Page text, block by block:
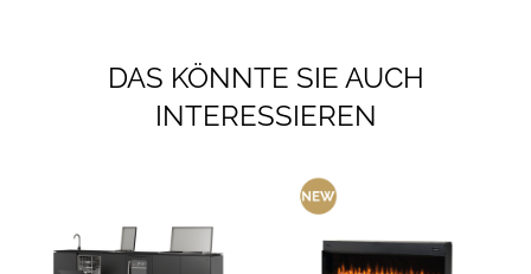
DAS KÖNNTE SIE AUCH
INTERESSIEREN